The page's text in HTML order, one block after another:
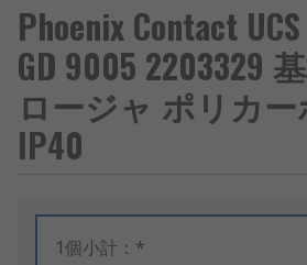
Phoenix Contact
GD 9005 2203329
ロージャ ポリカー
IP40
1個小計：*